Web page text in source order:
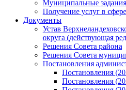
Муниципальные задания
Получение услуг в
Документы
Устав
округа (действующая
Решения Совета района
Решения Совета
Постановления
Постановления
Постановления